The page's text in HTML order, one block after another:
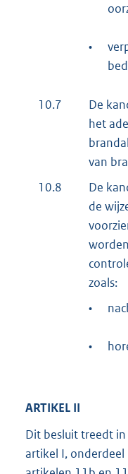
•
10.7
De
het
van
10.8
De
de
zoals:
•
•
ARTIKEL II
Dit besluit treedt
artikel I,